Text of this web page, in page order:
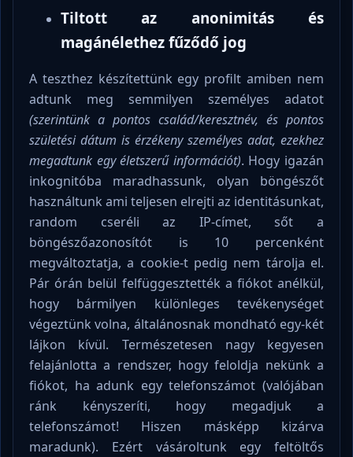
Tiltott az anonimitás és
magánélethez fűződő jog
A teszthez készítettünk egy profilt amiben nem
adtunk meg semmilyen személyes adatot
(szerintünk a pontos család/keresztnév, és pontos
születési dátum is érzékeny személyes adat, ezekhez
megadtunk egy életszerű információt). Hogy igazán
inkognitóba maradhassunk, olyan böngészőt
használtunk ami teljesen elrejti az identitásunkat,
random cseréli az IP-címet, sőt a
böngészőazonosítót is 10 percenként
megváltoztatja, a cookie-t pedig nem tárolja el.
Pár órán belül felfüggesztették a fiókot anélkül,
hogy bármilyen különleges tevékenységet
végeztünk volna, általánosnak mondható egy-két
lájkon kívül. Természetesen nagy kegyesen
felajánlotta a rendszer, hogy feloldja nekünk a
fiókot, ha adunk egy telefonszámot (valójában
ránk kényszeríti, hogy megadjuk a
telefonszámot! Hiszen másképp kizárva
maradunk). Ezért vásároltunk egy feltöltős